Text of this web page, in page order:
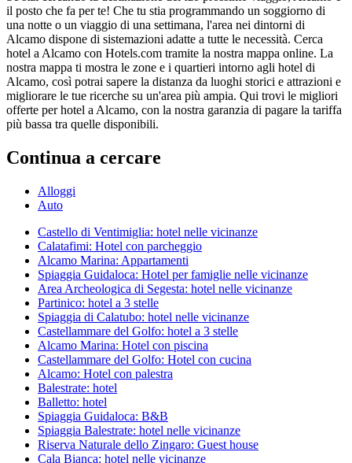
il posto che fa per te! Che tu stia programmando un soggiorno di
una notte o un viaggio di una settimana, l'area nei dintorni di
Alcamo dispone di sistemazioni adatte a tutte le necessità. Cerca
hotel a Alcamo con Hotels.com tramite la nostra mappa online. La
nostra mappa ti mostra le zone e i quartieri intorno agli hotel di
Alcamo, così potrai sapere la distanza da luoghi storici e attrazioni e
migliorare le tue ricerche su un'area più ampia. Qui trovi le migliori
offerte per hotel a Alcamo, con la nostra garanzia di pagare la tariffa
più bassa tra quelle disponibili.
Continua a cercare
Alloggi
Auto
Castello di Ventimiglia: hotel nelle vicinanze
Calatafimi: Hotel con parcheggio
Alcamo Marina: Appartamenti
Spiaggia Guidaloca: Hotel per famiglie nelle vicinanze
Area Archeologica di Segesta: hotel nelle vicinanze
Partinico: hotel a 3 stelle
Spiaggia di Calatubo: hotel nelle vicinanze
Castellammare del Golfo: hotel a 3 stelle
Alcamo Marina: Hotel con piscina
Castellammare del Golfo: Hotel con cucina
Alcamo: Hotel con palestra
Balestrate: hotel
Balletto: hotel
Spiaggia Guidaloca: B&B
Spiaggia Balestrate: hotel nelle vicinanze
Riserva Naturale dello Zingaro: Guest house
Cala Bianca: hotel nelle vicinanze